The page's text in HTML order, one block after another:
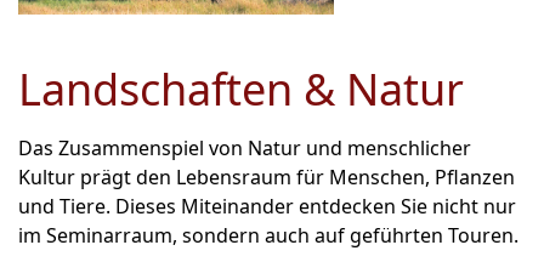
Landschaften & Natur
Das Zusammenspiel von Natur und menschlicher
Kultur prägt den Lebensraum für Menschen, Pflanzen
und Tiere. Dieses Miteinander entdecken Sie nicht nur
im Seminarraum, sondern auch auf geführten Touren.